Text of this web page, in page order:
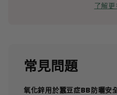
了解更
常見問題
氧化鋅用於蠶豆症BB防曬安